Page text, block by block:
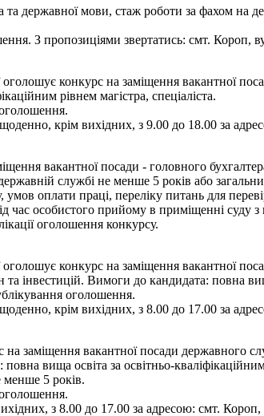
державної мови, стаж роботи за фахом на
З пропозиціями звертатись: смт. Короп,
конкурс на заміщення вакантної
рівнем магістра, спеціаліста.
крім вихідних, з 9.00 до 18.00 за
вакантної посади - головного
службі не менше 5 років або
оплати праці, переліку питань для
час особистого прийому в приміщенні суду
оголошення конкурсу.
конкурс на заміщення вакантної
інвестицій. Вимоги до кандидата: повна
оголошення.
крім вихідних, з 8.00 до 17.00 за
заміщення вакантної посади державного
вища освіта за освітньо-
менше 5 років.
з 8.00 до 17.00 за адресою: смт.